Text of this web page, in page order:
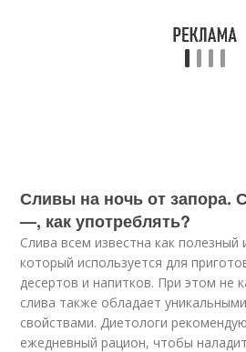
Сливы на ночь от запора.
—, как употреблять?
Слива всем известна как полезный
который используется для
десертов и напитков. При этом не
слива также обладает
свойствами. Диетологи
ежедневный рацион, чтобы